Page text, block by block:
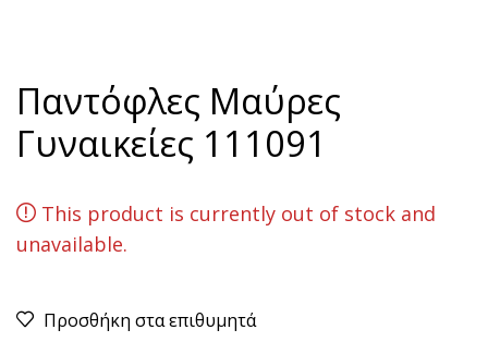
Παντόφλες Mαύρες
Γυναικείες 111091
This product is currently out of stock and
unavailable.
Προσθήκη στα επιθυμητά